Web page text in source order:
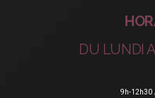
DU LUNDI
9h-12h30